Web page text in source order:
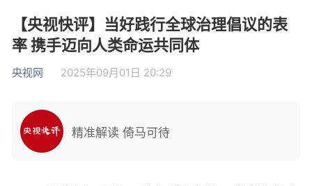
【央视快评】当好践行全球治理倡议的表
率 携手迈向人类命运共同体
央视网 2025年09月01日 20:29
精准解读 倚马可待